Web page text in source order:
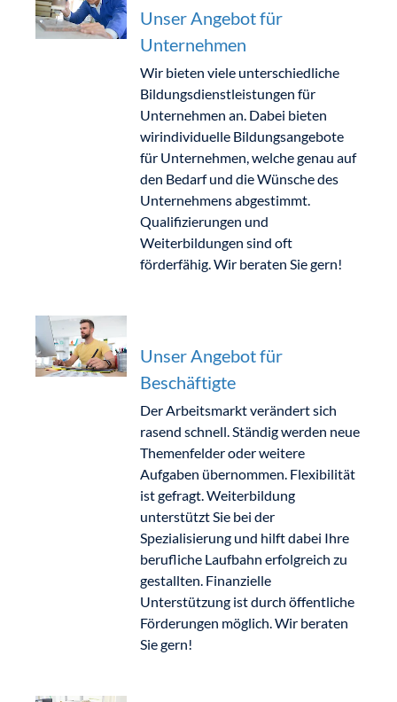
Unser Angebot für
Unternehmen
Wir bieten viele unterschiedliche
Bildungsdienstleistungen für
Unternehmen an. Dabei bieten
wirindividuelle Bildungsangebote
für Unternehmen, welche genau auf
den Bedarf und die Wünsche des
Unternehmens abgestimmt.
Qualifizierungen und
Weiterbildungen sind oft
förderfähig. Wir beraten Sie gern!
Unser Angebot für
Beschäftigte
Der Arbeitsmarkt verändert sich
rasend schnell. Ständig werden neue
Themenfelder oder weitere
Aufgaben übernommen. Flexibilität
ist gefragt. Weiterbildung
unterstützt Sie bei der
Spezialisierung und hilft dabei Ihre
berufliche Laufbahn erfolgreich zu
gestallten. Finanzielle
Unterstützung ist durch öffentliche
Förderungen möglich. Wir beraten
Sie gern!